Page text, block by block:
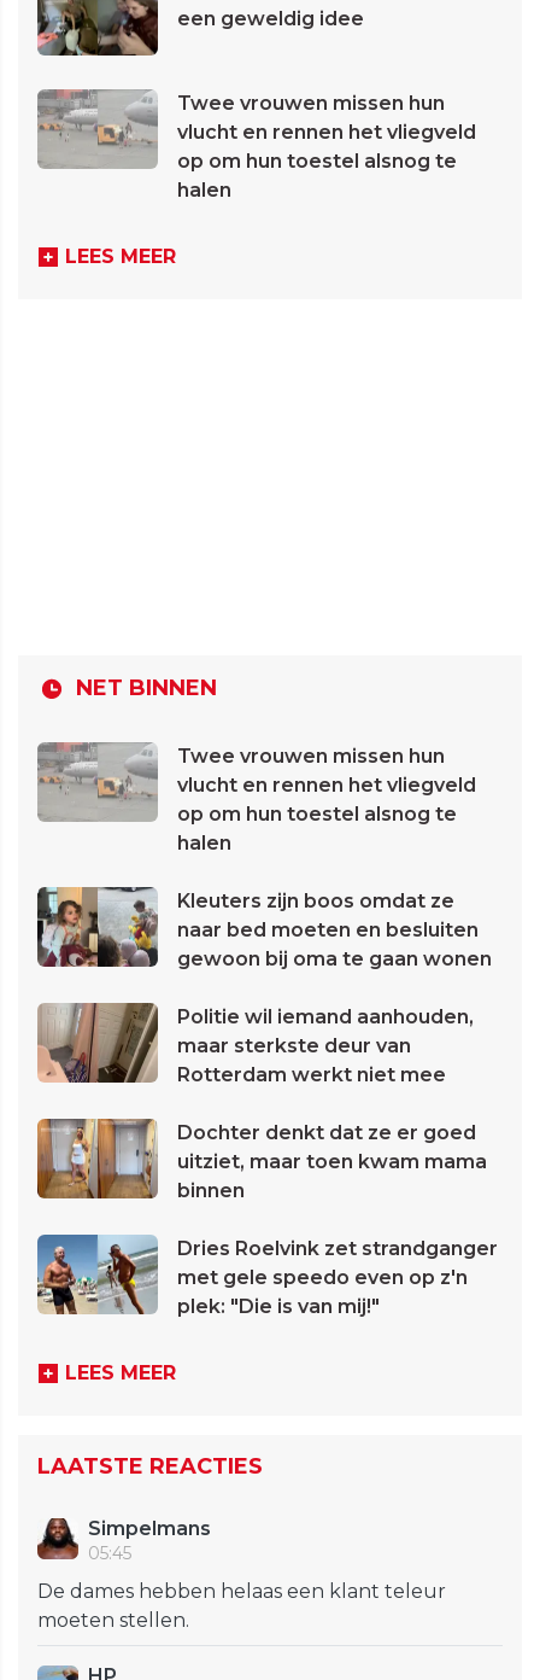
een geweldig idee
Twee vrouwen missen hun
vlucht en rennen het vliegveld
op om hun toestel alsnog te
halen
LEES MEER
NET BINNEN
Twee vrouwen missen hun
vlucht en rennen het vliegveld
op om hun toestel alsnog te
halen
Kleuters zijn boos omdat ze
naar bed moeten en besluiten
gewoon bij oma te gaan wonen
Politie wil iemand aanhouden,
maar sterkste deur van
Rotterdam werkt niet mee
Dochter denkt dat ze er goed
uitziet, maar toen kwam mama
binnen
Dries Roelvink zet strandganger
met gele speedo even op z'n
plek: "Die is van mij!"
LEES MEER
LAATSTE REACTIES
Simpelmans
05:45
De dames hebben helaas een klant teleur
moeten stellen.